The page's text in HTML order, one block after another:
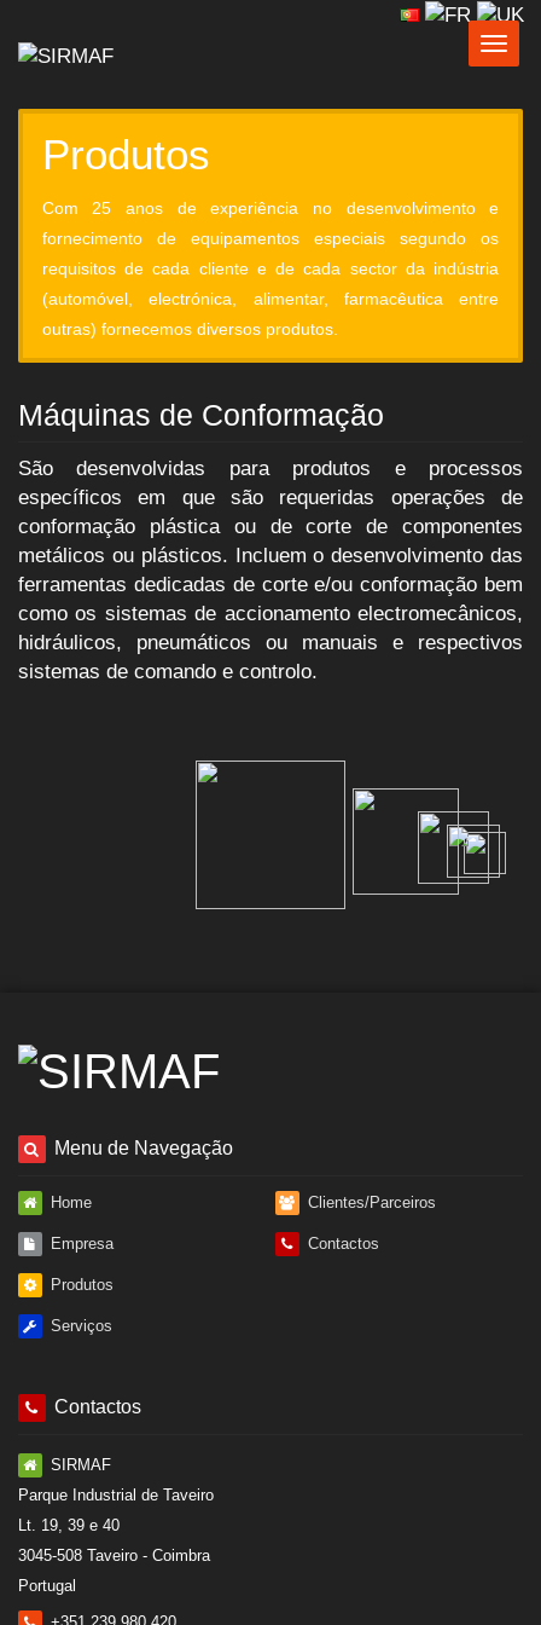
Produtos
Com 25 anos de experiência no desenvolvimento e
fornecimento de equipamentos especiais segundo os
requisitos de cada cliente e de cada sector da indústria
(automóvel, electrónica, alimentar, farmacêutica entre
outras) fornecemos diversos produtos.
Máquinas de Conformação
São desenvolvidas para produtos e processos
específicos em que são requeridas operações de
conformação plástica ou de corte de componentes
metálicos ou plásticos. Incluem o desenvolvimento das
ferramentas dedicadas de corte e/ou conformação bem
como os sistemas de accionamento electromecânicos,
hidráulicos, pneumáticos ou manuais e respectivos
sistemas de comando e controlo.
Menu de Navegação
Home
Empresa
Produtos
Serviços
Clientes/Parceiros
Contactos
Contactos
SIRMAF
Parque Industrial de Taveiro
Lt. 19, 39 e 40
3045-508 Taveiro - Coimbra
Portugal